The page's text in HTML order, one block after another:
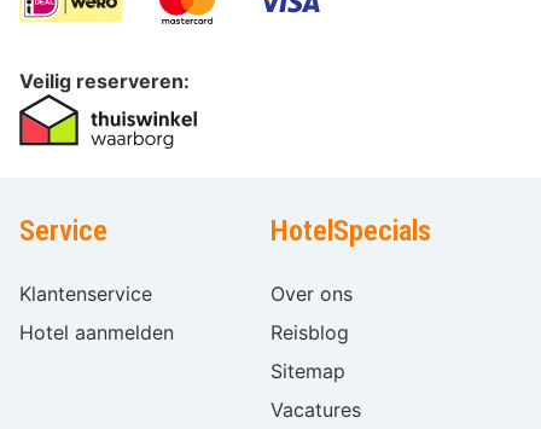
Veilig reserveren:
Service
Klantenservice
Hotel aanmelden
HotelSpecials
Over ons
Reisblog
Sitemap
Vacatures